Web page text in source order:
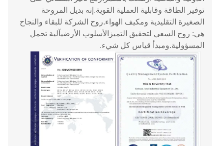
توفير الطاقة وقابلية العملية القوية. إنه بديل المروحة
الصغيرة التقليدية ومكيف الهواء.روح الشركة للبقاء والنجاح
هي: روح السعي لتحقيق التميز الأسلوب الأرضيآلية تحمل
المسؤولية.ومبدأ قياس كل شيء.